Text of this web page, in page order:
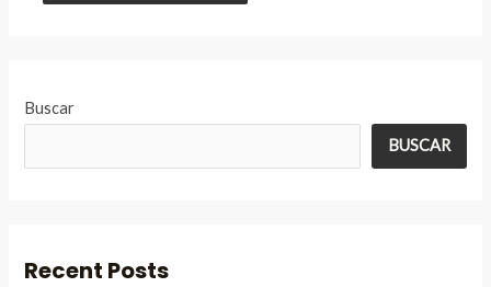
Buscar
BUSCAR
Recent Posts